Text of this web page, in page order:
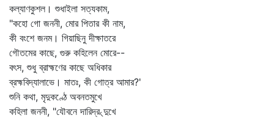
কল্যাণকুশল। শুধাইলা সত্যকাম,
"কহো গো জননী, মোর পিতার কী নাম,
কী বংশে জনম। গিয়াছিনু দীক্ষাতরে
গৌতমের কাছে, গুরু কহিলেন মোরে--
বৎস, শুধু ব্রাহ্মণের কাছে অধিকার
ব্রহ্মবিদ্যালাভে। মাতঃ, কী গোত্র আমার?'
শুনি কথা, মৃদুকণ্ঠে অবনতমুখে
কহিলা জননী, "যৌবনে দারিদ্র৻দুখে